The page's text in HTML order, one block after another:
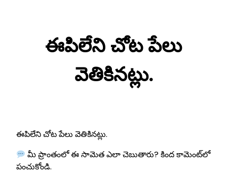
ఈపిలేని చోట పేలు
వెతికినట్లు.
ఈపిలేని చోట పేలు వెతికినట్లు.
మీ ప్రాంతంలో ఈ సామెత ఎలా చెబుతారు? కింద కామెంట్‌లో
పంచుకోండి.